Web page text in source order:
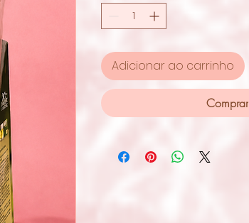
Adicionar ao carrinho
Comprar